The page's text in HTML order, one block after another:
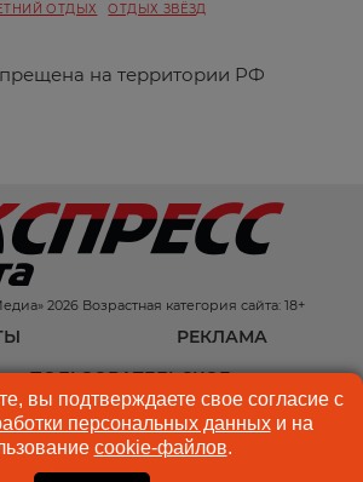
ОТДЫХ ОТДЫХ ЗВЁЗД
на территории РФ
2026 Возрастная категория сайта: 18+
РЕКЛАМА
ПОЛЬЗОВАТЕЛЬСКОЕ
вы подтверждаете свое согласие с
персональных данныхи на
cookie-файлов.